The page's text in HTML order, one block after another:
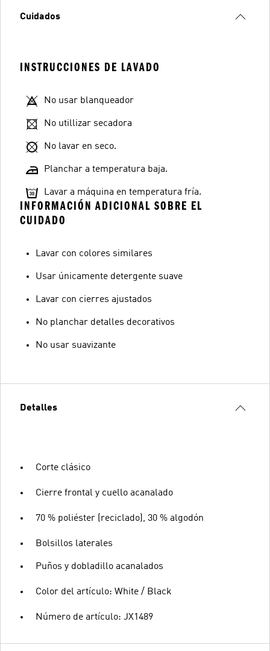
Cuidados
INSTRUCCIONES DE LAVADO
No usar blanqueador
No utillizar secadora
No lavar en seco.
Planchar a temperatura baja.
Lavar a máquina en temperatura fría.
INFORMACIÓN ADICIONAL SOBRE EL
CUIDADO
Lavar con colores similares
Usar únicamente detergente suave
Lavar con cierres ajustados
No planchar detalles decorativos
No usar suavizante
Detalles
Corte clásico
Cierre frontal y cuello acanalado
70 % poliéster (reciclado), 30 % algodón
Bolsillos laterales
Puños y dobladillo acanalados
Color del artículo: White / Black
Número de artículo: JX1489